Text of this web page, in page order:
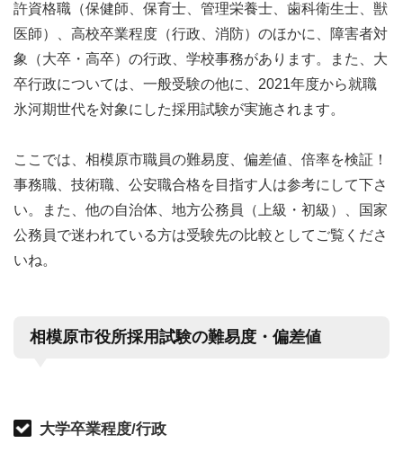
許資格職（保健師、保育士、管理栄養士、歯科衛生士、獣
医師）、高校卒業程度（行政、消防）のほかに、障害者対
象（大卒・高卒）の行政、学校事務があります。また、大
卒行政については、一般受験の他に、2021年度から就職
氷河期世代を対象にした採用試験が実施されます。
ここでは、相模原市職員の難易度、偏差値、倍率を検証！
事務職、技術職、公安職合格を目指す人は参考にして下さ
い。また、他の自治体、地方公務員（上級・初級）、国家
公務員で迷われている方は受験先の比較としてご覧くださ
いね。
相模原市役所採用試験の難易度・偏差値
大学卒業程度/行政